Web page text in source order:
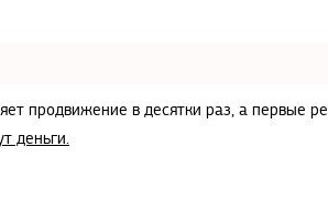
продвижение в десятки раз, а первые
деньги.